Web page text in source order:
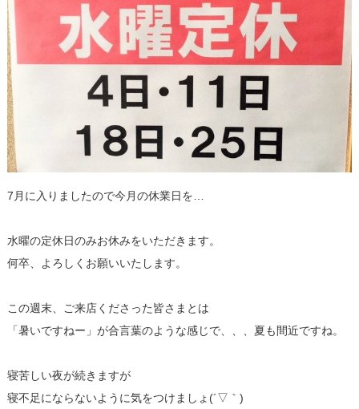
7月に入りましたので今月の休業日を…
水曜の定休日のみお休みをいただきます。
何卒、よろしくお願いいたします。
この週末、ご来店くださった皆さまとは
「暑いですねー」が合言葉のような感じで、、、夏も間近ですね。
寝苦しい夜が続きますが
寝不足にならないように気をつけましょ(´▽｀)